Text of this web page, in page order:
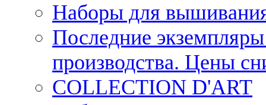
Наборы для
Последние
производства. Цены
COLLECTION D'ART